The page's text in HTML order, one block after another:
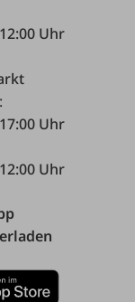
Uhr
Uhr
Uhr